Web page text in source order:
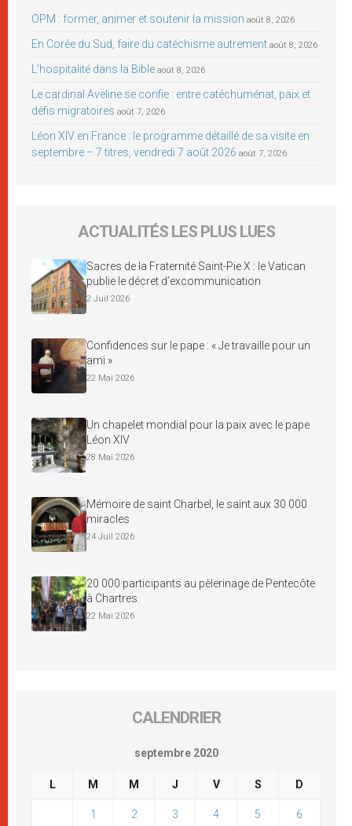
OPM : former, animer et soutenir la mission août 8, 2026
En Corée du Sud, faire du catéchisme autrement août 8, 2026
L’hospitalité dans la Bible août 8, 2026
Le cardinal Aveline se confie : entre catéchuménat, paix et
défis migratoires août 7, 2026
Léon XIV en France : le programme détaillé de sa visite en
septembre – 7 titres, vendredi 7 août 2026 août 7, 2026
ACTUALITÉS LES PLUS LUES
Sacres de la Fraternité Saint-Pie X : le Vatican
publie le décret d’excommunication
2 Juil 2026
Confidences sur le pape : « Je travaille pour un
ami »
22 Mai 2026
Un chapelet mondial pour la paix avec le pape
Léon XIV
28 Mai 2026
Mémoire de saint Charbel, le saint aux 30 000
miracles
24 Juil 2026
20 000 participants au pèlerinage de Pentecôte
à Chartres
22 Mai 2026
CALENDRIER
septembre 2020
L M M J V S D
1 2 3 4 5 6